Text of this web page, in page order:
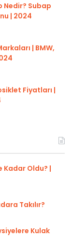
Subap
| 2024
| BMW,
Fiyatları |
Kadar Oldu? |
Takılır?
Kulak